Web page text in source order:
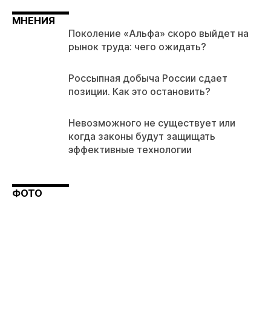
МНЕНИЯ
Поколение «Альфа» скоро выйдет на
рынок труда: чего ожидать?
Россыпная добыча России сдает
позиции. Как это остановить?
Невозможного не существует или
когда законы будут защищать
эффективные технологии
ФОТО